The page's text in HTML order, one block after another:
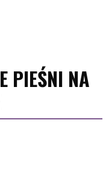
PIEŚNI NA